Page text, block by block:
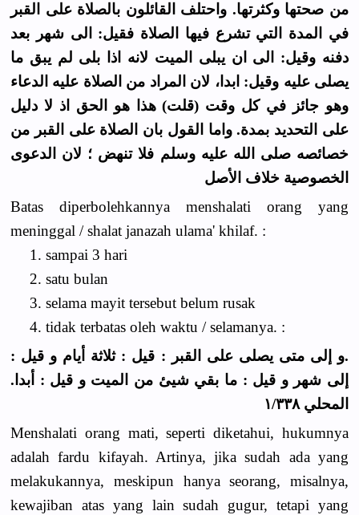
من صحتها وكثرتها. واحتلف القائلون بالصلاة على القبر
في المدة التي تشرع فيها الصلاة فقيل: الى شهر بعد
دفنه وقيل: الى ان يبلى الميت لانه اذا بلى لم يبق ما
يصلى عليه وقيل: ابدا، لان المراد من الصلاة عليه الدعاء
وهو جائز في كل وقت (قلت) هذا هو الحق اذ لا دليل
على التحديد بمدة. واما القول بان الصلاة على القبر من
خصائصه صلى الله عليه وسلم فلا تنهض ؛ لان الدعوى
الخصوصية خلاف الأصل
Batas diperbolehkannya menshalati orang yang
meninggal / shalat janazah ulama' khilaf. :
1. sampai 3 hari
2. satu bulan
3. selama mayit tersebut belum rusak
4. tidak terbatas oleh waktu / selamanya. :
.و إلى متى يصلى على القبر : قيل : ثلاثة أيام و قيل :
إلى شهر و قيل : ما بقي شيئ من الميت و قيل : أبدا.
المحلي ١/٣٣٨
Menshalati orang mati, seperti diketahui, hukumnya
adalah fardu kifayah. Artinya, jika sudah ada yang
melakukannya, meskipun hanya seorang, misalnya,
kewajiban atas yang lain sudah gugur, tetapi yang